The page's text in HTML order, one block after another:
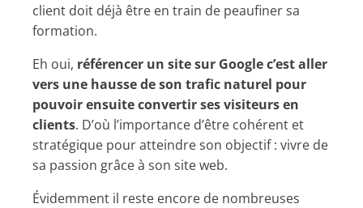
client doit déjà être en train de peaufiner sa
formation.
Eh oui, référencer un site sur Google c’est aller
vers une hausse de son trafic naturel pour
pouvoir ensuite convertir ses visiteurs en
clients. D’où l’importance d’être cohérent et
stratégique pour atteindre son objectif : vivre de
sa passion grâce à son site web.
Évidemment il reste encore de nombreuses